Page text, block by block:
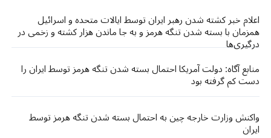
اعلام خبر کشته شدن رهبر ایران توسط ایالات متحده و اسرائیل
همزمان با بسته شدن تنگه هرمز و به جا ماندن هزار کشته و زخمی در
درگیری‌ها
منابع آگاه: دولت آمریکا احتمال بسته شدن تنگه هرمز توسط ایران را
دست کم گرفته بود
واکنش وزارت خارجه چین به احتمال بسته شدن تنگه هرمز توسط
ایران